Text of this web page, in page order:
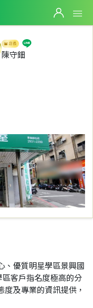
信義房屋景美靜心店
陳守鈿
、優質明星學區景興國
客戶指名度極高的分
及專業的資訊提供，